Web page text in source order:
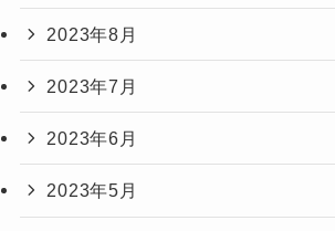
2023年8月
2023年7月
2023年6月
2023年5月